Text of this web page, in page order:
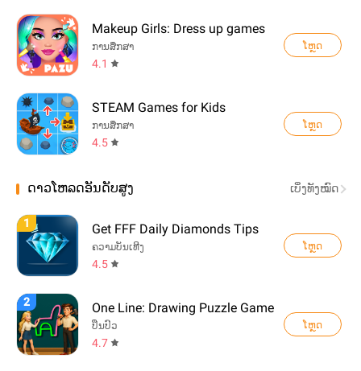
Makeup Girls: Dress up games
ການສຶກສາ
4.1
ໂຫຼດ
STEAM Games for Kids
ການສຶກສາ
4.5
ໂຫຼດ
ດາວໂຫລດອັນດັບສູງ ເບິ່ງທັງໝົດ
1 Get FFF Daily Diamonds Tips
ຄວາມບັນເທີງ
4.5
ໂຫຼດ
2 One Line: Drawing Puzzle Game
ປິ່ນປົວ
4.7
ໂຫຼດ